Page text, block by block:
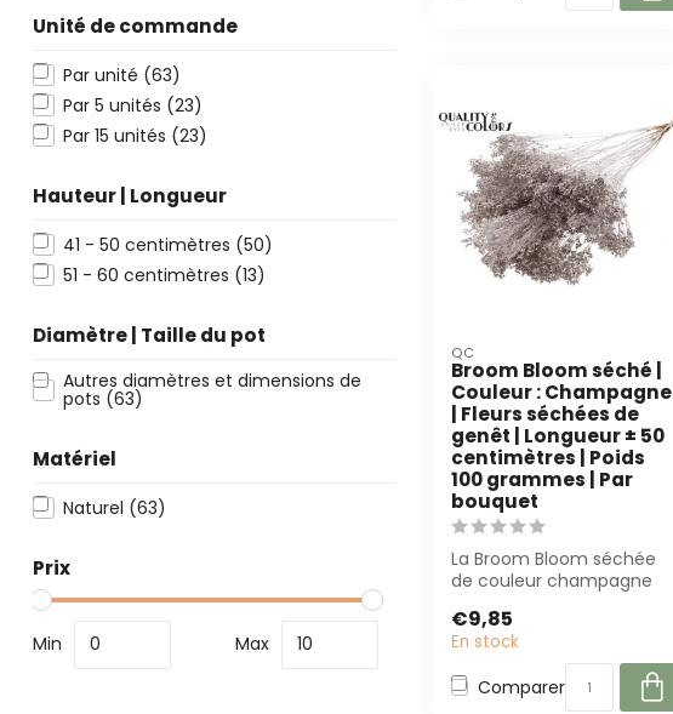
Unité de commande
Par unité (63)
Par 5 unités (23)
Par 15 unités (23)
Hauteur | Longueur
41 - 50 centimètres (50)
51 - 60 centimètres (13)
Diamètre | Taille du pot
Autres diamètres et dimensions de
pots (63)
Matériel
Naturel (63)
Prix
Min Max
QC
Broom Bloom séché |
Couleur : Champagne
| Fleurs séchées de
genêt | Longueur ± 50
centimètres | Poids
100 grammes | Par
bouquet
La Broom Bloom séchée
de couleur champagne
fleuristes et l...
€9,85
En stock
Comparer